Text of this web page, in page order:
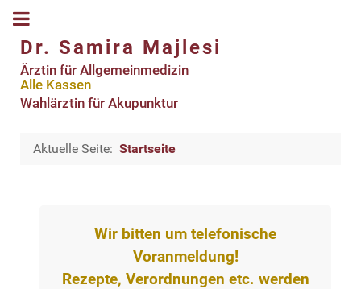
Dr. Samira Majlesi
Ärztin für Allgemeinmedizin
Alle Kassen
Wahlärztin für Akupunktur
Aktuelle Seite: Startseite
Wir bitten um telefonische
Voranmeldung!
Rezepte, Verordnungen etc. werden